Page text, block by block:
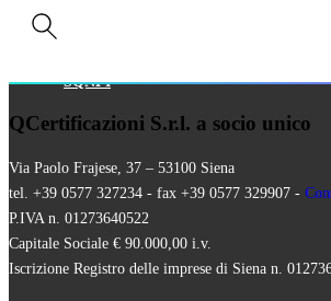
SQNPI
QCertificazioni S.r.l. a socio unico
Via Paolo Frajese, 37 – 53100 Siena
tel. +39 0577 327234 - fax +39 0577 329907 -
P.IVA n. 01273640522
Capitale Sociale € 90.000,00 i.v.
Iscrizione Registro delle imprese di Siena n.